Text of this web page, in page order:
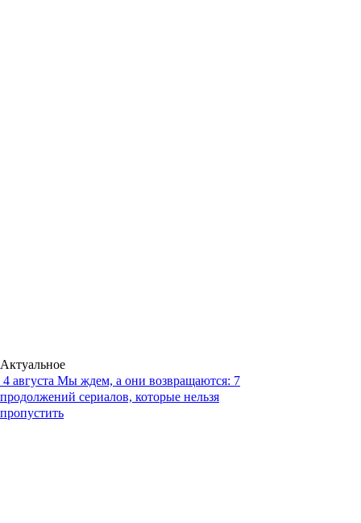
Актуальное
4 августа Мы ждем, а они возвращаются: 7
продолжений сериалов, которые нельзя
пропустить